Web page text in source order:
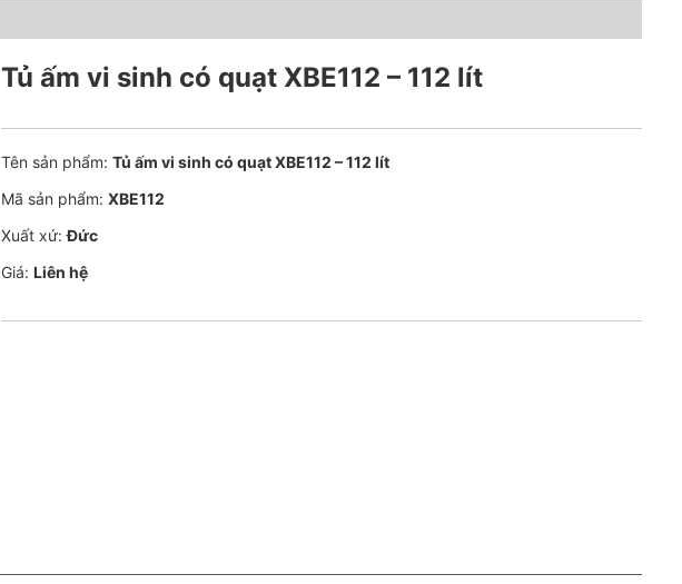
Tủ ấm vi sinh có quạt XBE112 – 112 lít
Tên sản phẩm: Tủ ấm vi sinh có quạt XBE112 – 112 lít
Mã sản phẩm: XBE112
Xuất xứ: Đức
Giá: Liên hệ